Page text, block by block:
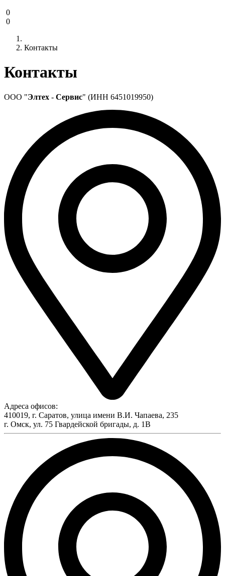
0
0
Контакты
Контакты
ООО "Элтех - Сервис" (ИНН 6451019950)
Адреса офисов:
410019, г. Саратов, улица имени В.И. Чапаева, 235
г. Омск, ул. 75 Гвардейской бригады, д. 1В